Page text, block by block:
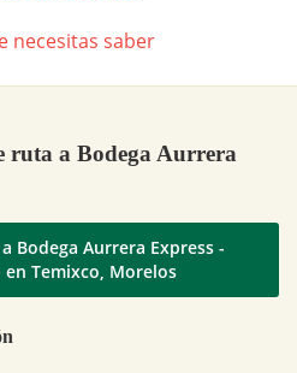
necesitas saber
ruta a Bodega Aurrera
Bodega Aurrera Express -
Temixco, Morelos